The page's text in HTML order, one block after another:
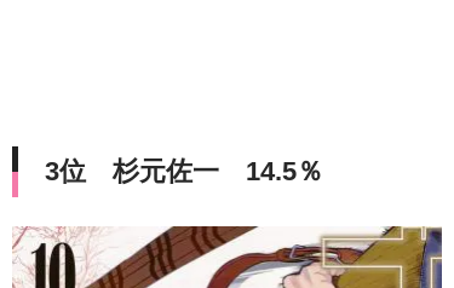
3位 杉元佐一 14.5％